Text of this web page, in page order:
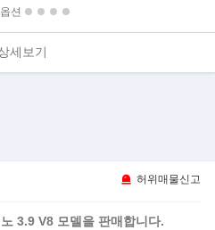
션
세보기
허위매물신고
3.9 V8 모델을 판매합니다.